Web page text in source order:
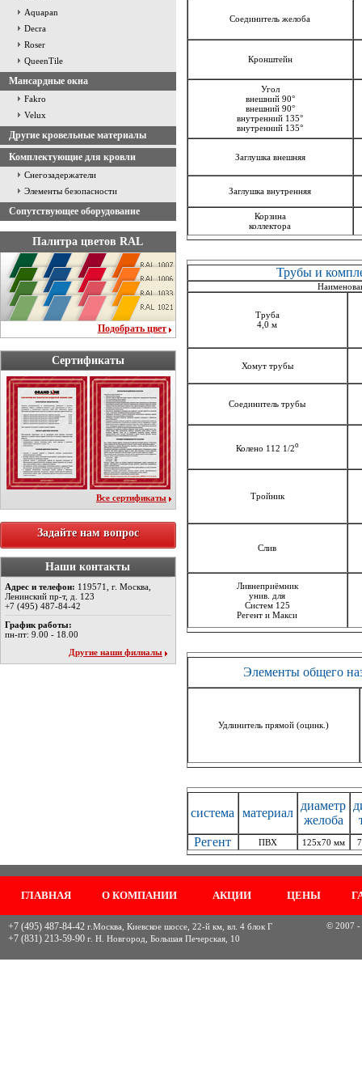
Aquapan
Decra
Roser
QueenTile
Мансардные окна
Fakro
Velux
Другие кровельные материалы
Комплектующие для кровли
Снегозадержатели
Элементы безопасности
Сопутствующее оборудование
Палитра цветов RAL
Подобрать цвет
Сертификаты
Все сертификаты
Задайте нам вопрос
Наши контакты
Адрес и телефон: 119571, г. Москва,
Ленинский пр-т, д. 123
+7 (495) 487-84-42
График работы:
пн-пт: 9.00 - 18.00
Другие наши филиалы
Соединитель желоба
Кронштейн
Угол
внешний 90°
внешний 90°
внутренний 135°
внутренний 135°
Заглушка внешняя
Заглушка внутренняя
Корзина
коллектора
Трубы и
Труба
4,0 м
Хомут трубы
Соединитель трубы
Колено 112 1/2o
Тройник
Слив
Ливнеприёмник
унив. для
Систем 125
Регент и Макси
Элементы общего
Удлинитель прямой (оцинк.)
система материал
диаметр
желоба
Регент
ПВХ 125х70 мм
ГЛАВНАЯ О КОМПАНИИ АКЦИИ ЦЕНЫ
+7 (495) 487-84-42 г.Москва, Киевское шоссе, 22-й км, вл. 4 блок Г
+7 (831) 213-59-90 г. Н. Новгород, Большая Печерская, 10
© 2007